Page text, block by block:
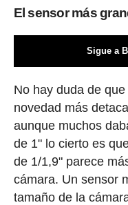
El sensor más
Sigue a
No hay duda de
novedad más
aunque muchos
de 1" lo cierto es
de 1/1,9" parece
cámara. Un sensor
tamaño de la